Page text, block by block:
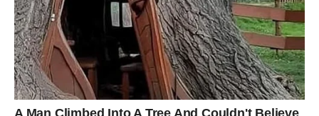
Poslije haosa i emocionalnog umora, dolazi period u
kojem ćete se konačno osjećati srećno i spokojno.
Devica – Dolazi vrijeme nagrada
za sav trud i strpljenje